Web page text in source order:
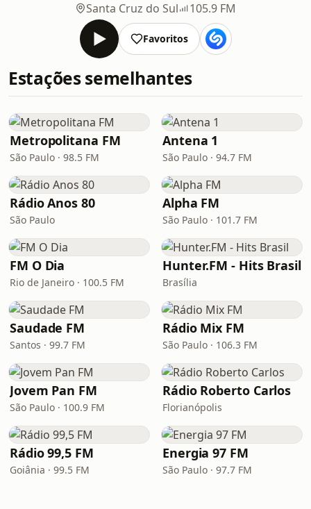
Santa Cruz do Sul
105.9 FM
Favoritos
Estações semelhantes
Metropolitana FM
São Paulo · 98.5 FM
Antena 1
São Paulo · 94.7 FM
Rádio Anos 80
São Paulo
Alpha FM
São Paulo · 101.7 FM
FM O Dia
Rio de Janeiro · 100.5 FM
Hunter.FM - Hits Brasil
Brasília
Saudade FM
Santos · 99.7 FM
Rádio Mix FM
São Paulo · 106.3 FM
Jovem Pan FM
São Paulo · 100.9 FM
Rádio Roberto Carlos
Florianópolis
Rádio 99,5 FM
Goiânia · 99.5 FM
Energia 97 FM
São Paulo · 97.7 FM